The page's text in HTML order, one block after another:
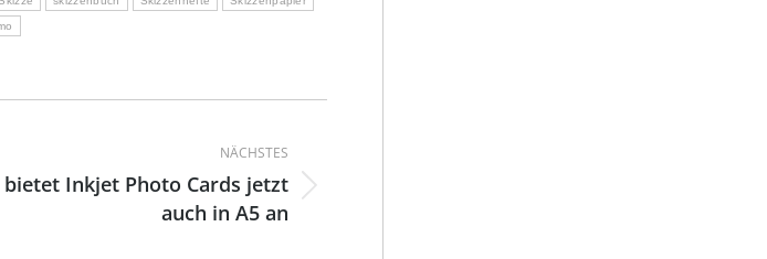
NÄCHSTES
Inkjet Photo Cards jetzt
auch in A5 an